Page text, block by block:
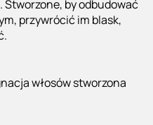
Stworzone, by odbudować
przywrócić im blask,
włosów stworzona